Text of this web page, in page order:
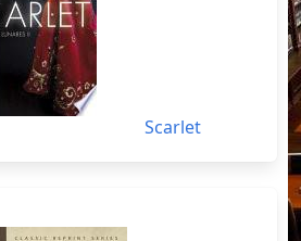
Scarlet